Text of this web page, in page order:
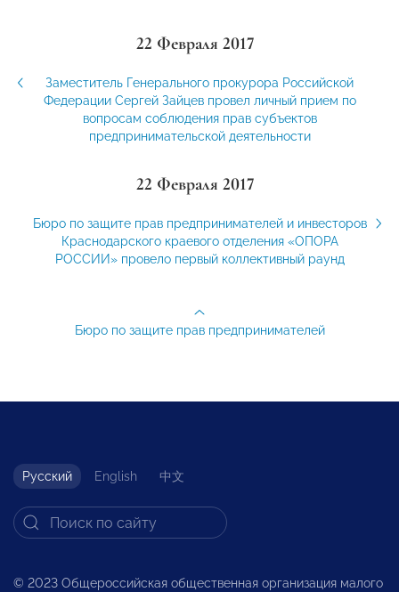
22 Февраля 2017
Заместитель Генерального прокурора Российской
Федерации Сергей Зайцев провел личный прием по
вопросам соблюдения прав субъектов
предпринимательской деятельности
22 Февраля 2017
Бюро по защите прав предпринимателей и инвесторов
Краснодарского краевого отделения «ОПОРА
РОССИИ» провело первый коллективный раунд
Бюро по защите прав предпринимателей
Русский English 中文
© 2023 Общероссийская общественная организация малого